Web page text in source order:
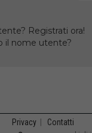
Registrati ora!
il nome utente?
Privacy Contatti